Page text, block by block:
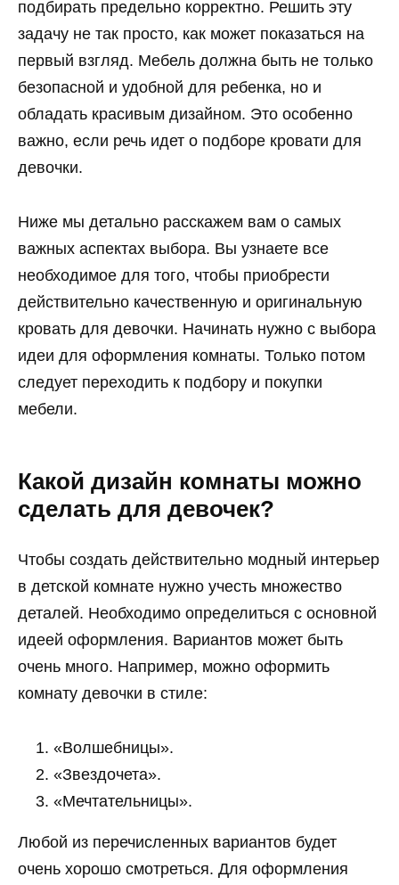
подбирать предельно корректно. Решить эту
задачу не так просто, как может показаться на
первый взгляд. Мебель должна быть не только
безопасной и удобной для ребенка, но и
обладать красивым дизайном. Это особенно
важно, если речь идет о подборе кровати для
девочки.
Ниже мы детально расскажем вам о самых
важных аспектах выбора. Вы узнаете все
необходимое для того, чтобы приобрести
действительно качественную и оригинальную
кровать для девочки. Начинать нужно с выбора
идеи для оформления комнаты. Только потом
следует переходить к подбору и покупки
мебели.
Какой дизайн комнаты можно
сделать для девочек?
Чтобы создать действительно модный интерьер
в детской комнате нужно учесть множество
деталей. Необходимо определиться с основной
идеей оформления. Вариантов может быть
очень много. Например, можно оформить
комнату девочки в стиле:
«Волшебницы».
«Звездочета».
«Мечтательницы».
Любой из перечисленных вариантов будет
очень хорошо смотреться. Для оформления